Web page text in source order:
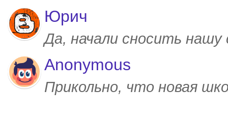
Юрич
Да, начали сносить
Anonymous
Прикольно, что новая